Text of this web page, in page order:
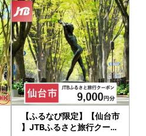
【ふるなび限定】【仙台市
】JTBふるさと旅行クーポ